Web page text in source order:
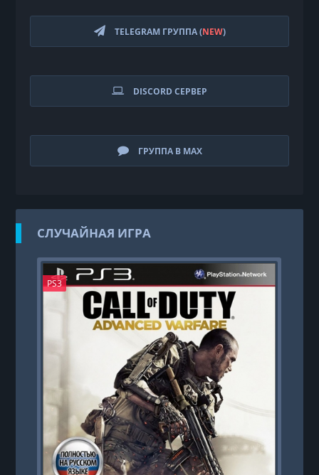
TELEGRAM ГРУППА (NEW)
DISCORD СЕРВЕР
ГРУППА В MAX
СЛУЧАЙНАЯ ИГРА
PS3